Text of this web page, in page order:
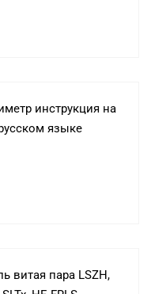
инструкция на
языке
витая пара LSZH,